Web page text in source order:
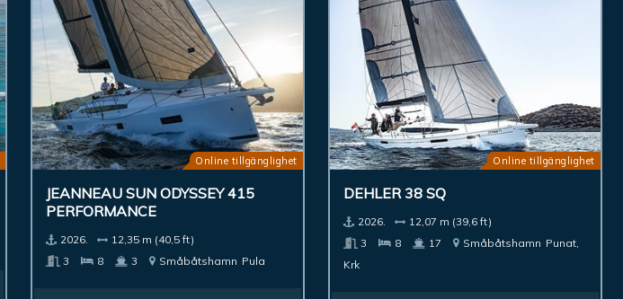
Online tillgänglighet
JEANNEAU SUN ODYSSEY 415
PERFORMANCE
2026.
12,35 m (40,5 ft)
3
8 3 Småbåtshamn Pula
Online tillgänglighet
DEHLER 38 SQ
2026.
12,07 m (39,6 ft)
3
8 17 Småbåtshamn Punat,
Krk